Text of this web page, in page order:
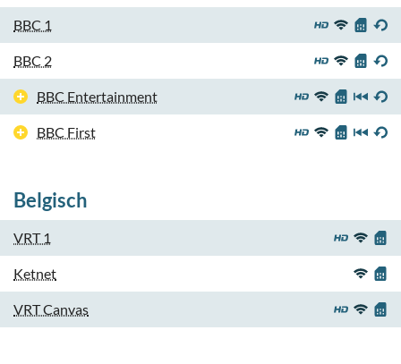
BBC 1
BBC 2
BBC Entertainment
BBC First
Belgisch
VRT 1
Ketnet
VRT Canvas